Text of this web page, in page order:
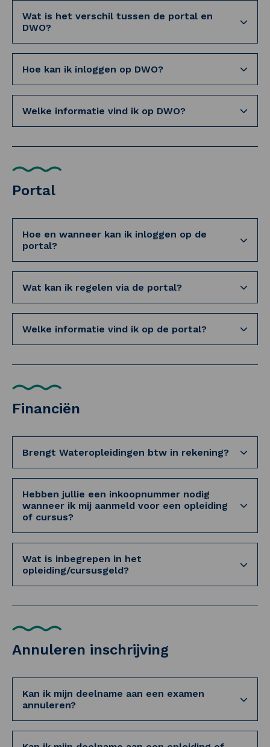
Wat is het verschil tussen de portal en
DWO?
Hoe kan ik inloggen op DWO?
Welke informatie vind ik op DWO?
Portal
Hoe en wanneer kan ik inloggen op de
portal?
Wat kan ik regelen via de portal?
Welke informatie vind ik op de portal?
Financiën
Brengt Wateropleidingen btw in rekening?
Hebben jullie een inkoopnummer nodig
wanneer ik mij aanmeld voor een opleiding
of cursus?
Wat is inbegrepen in het
opleiding/cursusgeld?
Annuleren inschrijving
Kan ik mijn deelname aan een examen
annuleren?